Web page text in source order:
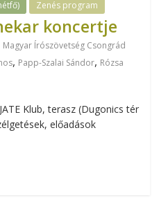
Zenés program
koncertje
Magyar Írószövetség Csongrád
, Papp-Szalai Sándor, Rózsa
Klub, terasz (Dugonics tér
előadások